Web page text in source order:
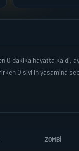
0 dakika hayatta kaldi,
0 sivilin yasamina
ZOMBI